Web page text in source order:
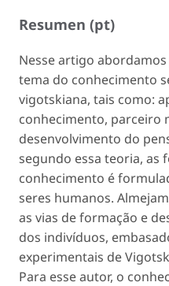
Resumen (pt)
Nesse artigo
tema do conhecimento
vigotskiana, tais como:
conhecimento, parceiro
desenvolvimento do
segundo essa teoria, as
conhecimento é
seres humanos.
as vias de formação e
dos indivíduos,
experimentais de
Para esse autor, o